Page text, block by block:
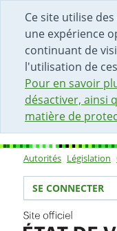
Ce site utilise
une expérience
continuant de
l'utilisation de
Pour en savoir
désactiver, ainsi
matière de
DÉBUT DU
ACCÈS AU
PAGE D'ACCUEIL
FORMULAIRE DE
Sous-
Autorités Législation
Votre
SE CONNECTER